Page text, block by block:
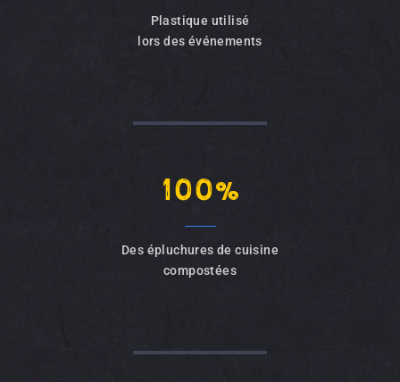
Plastique utilisé
lors des événements
100%
Des épluchures de cuisine
compostées